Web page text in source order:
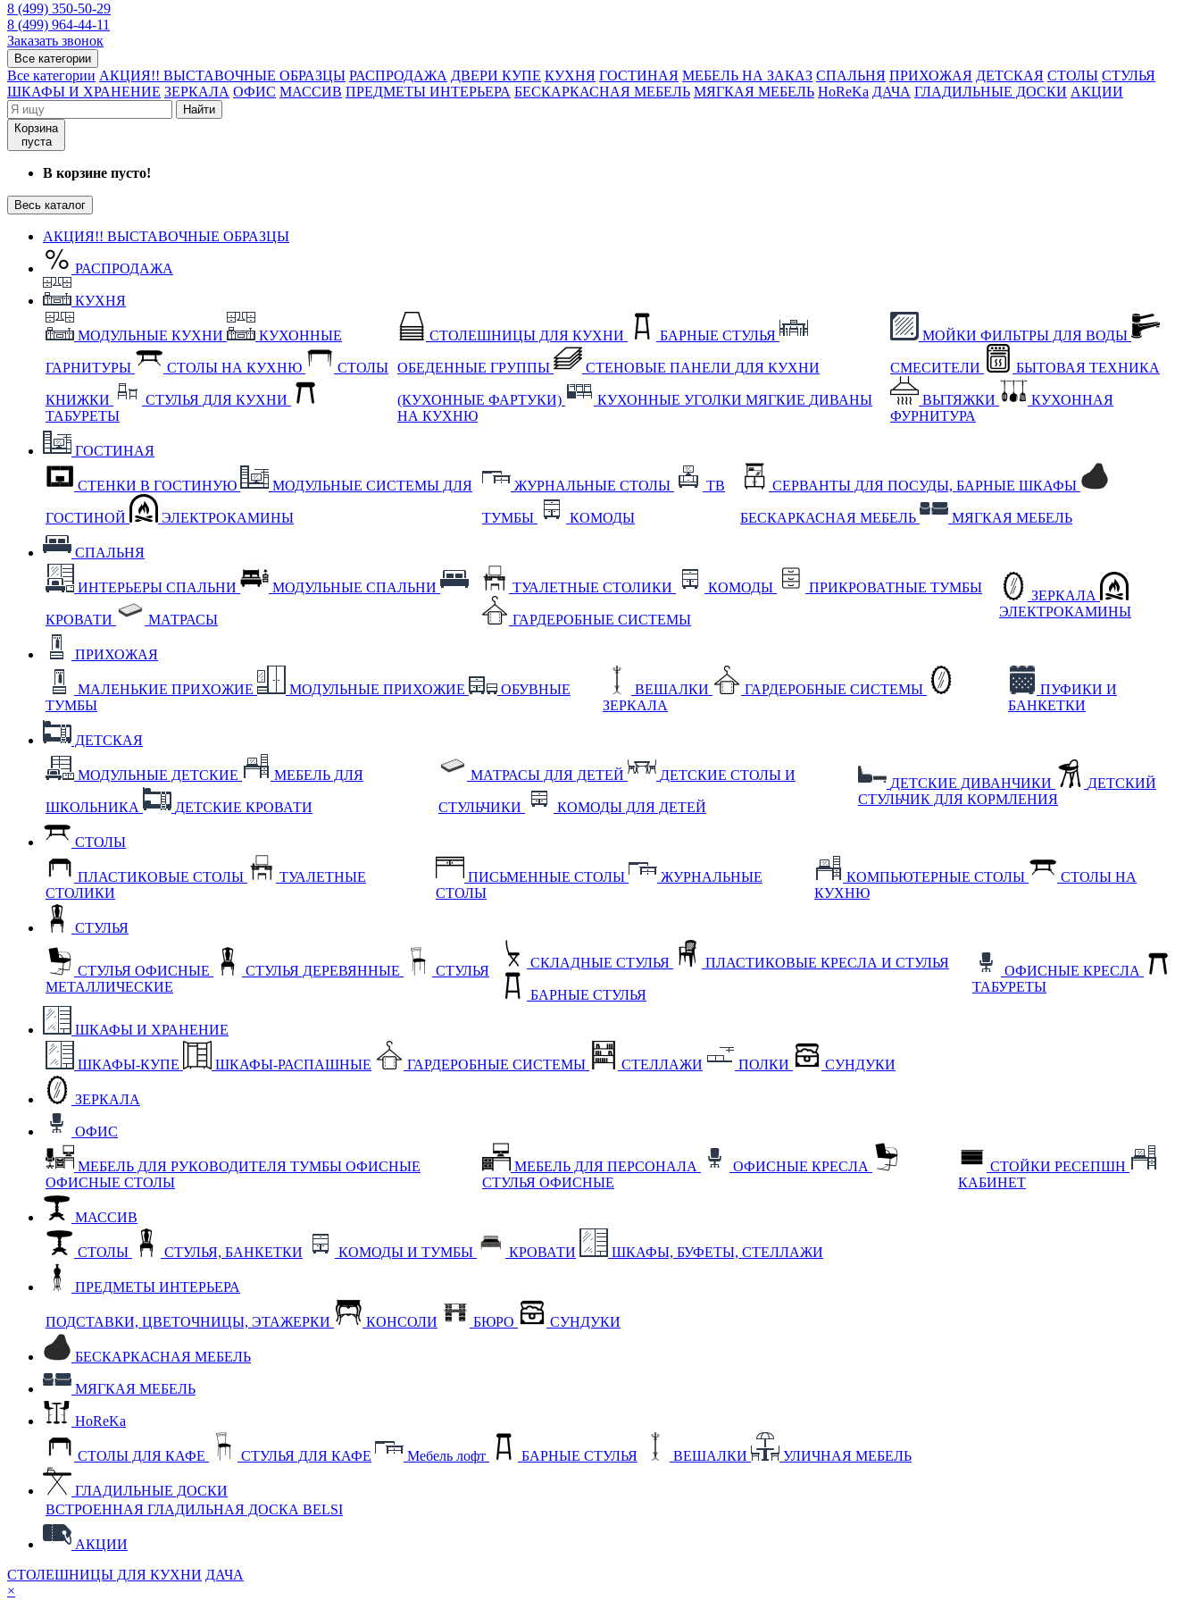
8 (499) 350-50-29
8 (499) 964-44-11
Заказать звонок
Все категории
Все категории АКЦИЯ!! ВЫСТАВОЧНЫЕ ОБРАЗЦЫ РАСПРОДАЖА ДВЕРИ КУПЕ КУХНЯ ГОСТИНАЯ МЕБЕЛЬ НА ЗАКАЗ СПАЛЬНЯ ПРИХОЖАЯ ДЕТСКАЯ СТОЛЫ СТУЛЬЯ
ШКАФЫ И ХРАНЕНИЕ ЗЕРКАЛА ОФИС МАССИВ ПРЕДМЕТЫ ИНТЕРЬЕРА БЕСКАРКАСНАЯ МЕБЕЛЬ МЯГКАЯ МЕБЕЛЬ HoReKa ДАЧА ГЛАДИЛЬНЫЕ ДОСКИ АКЦИИ
Найти
Корзина
пуста
В корзине пусто!
Весь каталог
АКЦИЯ!! ВЫСТАВОЧНЫЕ ОБРАЗЦЫ
РАСПРОДАЖА
КУХНЯ
МОДУЛЬНЫЕ КУХНИ КУХОННЫЕ
ГАРНИТУРЫ СТОЛЫ НА КУХНЮ СТОЛЫ
КНИЖКИ
СТУЛЬЯ ДЛЯ КУХНИ
ТАБУРЕТЫ
СТОЛЕШНИЦЫ ДЛЯ КУХНИ БАРНЫЕ СТУЛЬЯ
ОБЕДЕННЫЕ ГРУППЫ СТЕНОВЫЕ ПАНЕЛИ ДЛЯ КУХНИ
(КУХОННЫЕ ФАРТУКИ) КУХОННЫЕ УГОЛКИ МЯГКИЕ ДИВАНЫ
НА КУХНЮ
МОЙКИ ФИЛЬТРЫ ДЛЯ ВОДЫ
СМЕСИТЕЛИ БЫТОВАЯ ТЕХНИКА
ВЫТЯЖКИ
КУХОННАЯ
ФУРНИТУРА
ГОСТИНАЯ
СТЕНКИ В ГОСТИНУЮ МОДУЛЬНЫЕ СИСТЕМЫ ДЛЯ
ГОСТИНОЙ ЭЛЕКТРОКАМИНЫ
ЖУРНАЛЬНЫЕ СТОЛЫ ТВ
ТУМБЫ КОМОДЫ
СЕРВАНТЫ ДЛЯ ПОСУДЫ, БАРНЫЕ ШКАФЫ
БЕСКАРКАСНАЯ МЕБЕЛЬ МЯГКАЯ МЕБЕЛЬ
СПАЛЬНЯ
ИНТЕРЬЕРЫ СПАЛЬНИ МОДУЛЬНЫЕ СПАЛЬНИ
КРОВАТИ МАТРАСЫ
ТУАЛЕТНЫЕ СТОЛИКИ КОМОДЫ ПРИКРОВАТНЫЕ ТУМБЫ
ГАРДЕРОБНЫЕ СИСТЕМЫ
ЗЕРКАЛА
ЭЛЕКТРОКАМИНЫ
ПРИХОЖАЯ
МАЛЕНЬКИЕ ПРИХОЖИЕ МОДУЛЬНЫЕ ПРИХОЖИЕ
ОБУВНЫЕ
ТУМБЫ
ВЕШАЛКИ
ГАРДЕРОБНЫЕ СИСТЕМЫ
ЗЕРКАЛА
ПУФИКИ И
БАНКЕТКИ
ДЕТСКАЯ
МОДУЛЬНЫЕ ДЕТСКИЕ МЕБЕЛЬ ДЛЯ
ШКОЛЬНИКА ДЕТСКИЕ КРОВАТИ
МАТРАСЫ ДЛЯ ДЕТЕЙ ДЕТСКИЕ СТОЛЫ И
СТУЛЬЧИКИ КОМОДЫ ДЛЯ ДЕТЕЙ
ДЕТСКИЕ ДИВАНЧИКИ
ДЕТСКИЙ
СТУЛЬЧИК ДЛЯ КОРМЛЕНИЯ
СТОЛЫ
ПЛАСТИКОВЫЕ СТОЛЫ
ТУАЛЕТНЫЕ
СТОЛИКИ
ПИСЬМЕННЫЕ СТОЛЫ
ЖУРНАЛЬНЫЕ
СТОЛЫ
КОМПЬЮТЕРНЫЕ СТОЛЫ
СТОЛЫ НА
КУХНЮ
СТУЛЬЯ
СТУЛЬЯ ОФИСНЫЕ СТУЛЬЯ ДЕРЕВЯННЫЕ
СТУЛЬЯ
МЕТАЛЛИЧЕСКИЕ
СКЛАДНЫЕ СТУЛЬЯ ПЛАСТИКОВЫЕ КРЕСЛА И СТУЛЬЯ
БАРНЫЕ СТУЛЬЯ
ОФИСНЫЕ КРЕСЛА
ТАБУРЕТЫ
ШКАФЫ И ХРАНЕНИЕ
ШКАФЫ-КУПЕ ШКАФЫ-РАСПАШНЫЕ ГАРДЕРОБНЫЕ СИСТЕМЫ СТЕЛЛАЖИ ПОЛКИ СУНДУКИ
ЗЕРКАЛА
ОФИС
МЕБЕЛЬ ДЛЯ РУКОВОДИТЕЛЯ ТУМБЫ ОФИСНЫЕ
ОФИСНЫЕ СТОЛЫ
МЕБЕЛЬ ДЛЯ ПЕРСОНАЛА
ОФИСНЫЕ КРЕСЛА
СТУЛЬЯ ОФИСНЫЕ
СТОЙКИ РЕСЕПШН
КАБИНЕТ
МАССИВ
СТОЛЫ СТУЛЬЯ, БАНКЕТКИ КОМОДЫ И ТУМБЫ КРОВАТИ ШКАФЫ, БУФЕТЫ, СТЕЛЛАЖИ
ПРЕДМЕТЫ ИНТЕРЬЕРА
ПОДСТАВКИ, ЦВЕТОЧНИЦЫ, ЭТАЖЕРКИ КОНСОЛИ БЮРО СУНДУКИ
БЕСКАРКАСНАЯ МЕБЕЛЬ
МЯГКАЯ МЕБЕЛЬ
HoReKa
СТОЛЫ ДЛЯ КАФЕ СТУЛЬЯ ДЛЯ КАФЕ Мебель лофт БАРНЫЕ СТУЛЬЯ ВЕШАЛКИ УЛИЧНАЯ МЕБЕЛЬ
ГЛАДИЛЬНЫЕ ДОСКИ
ВСТРОЕННАЯ ГЛАДИЛЬНАЯ ДОСКА BELSI
АКЦИИ
СТОЛЕШНИЦЫ ДЛЯ КУХНИ ДАЧА
×